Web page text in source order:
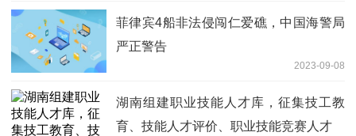
菲律宾4船非法侵闯仁爱礁，中国海警局
严正警告
2023-09-08
湖南组建职业技能人才库，征集技工教
育、技能人才评价、职业技能竞赛人才